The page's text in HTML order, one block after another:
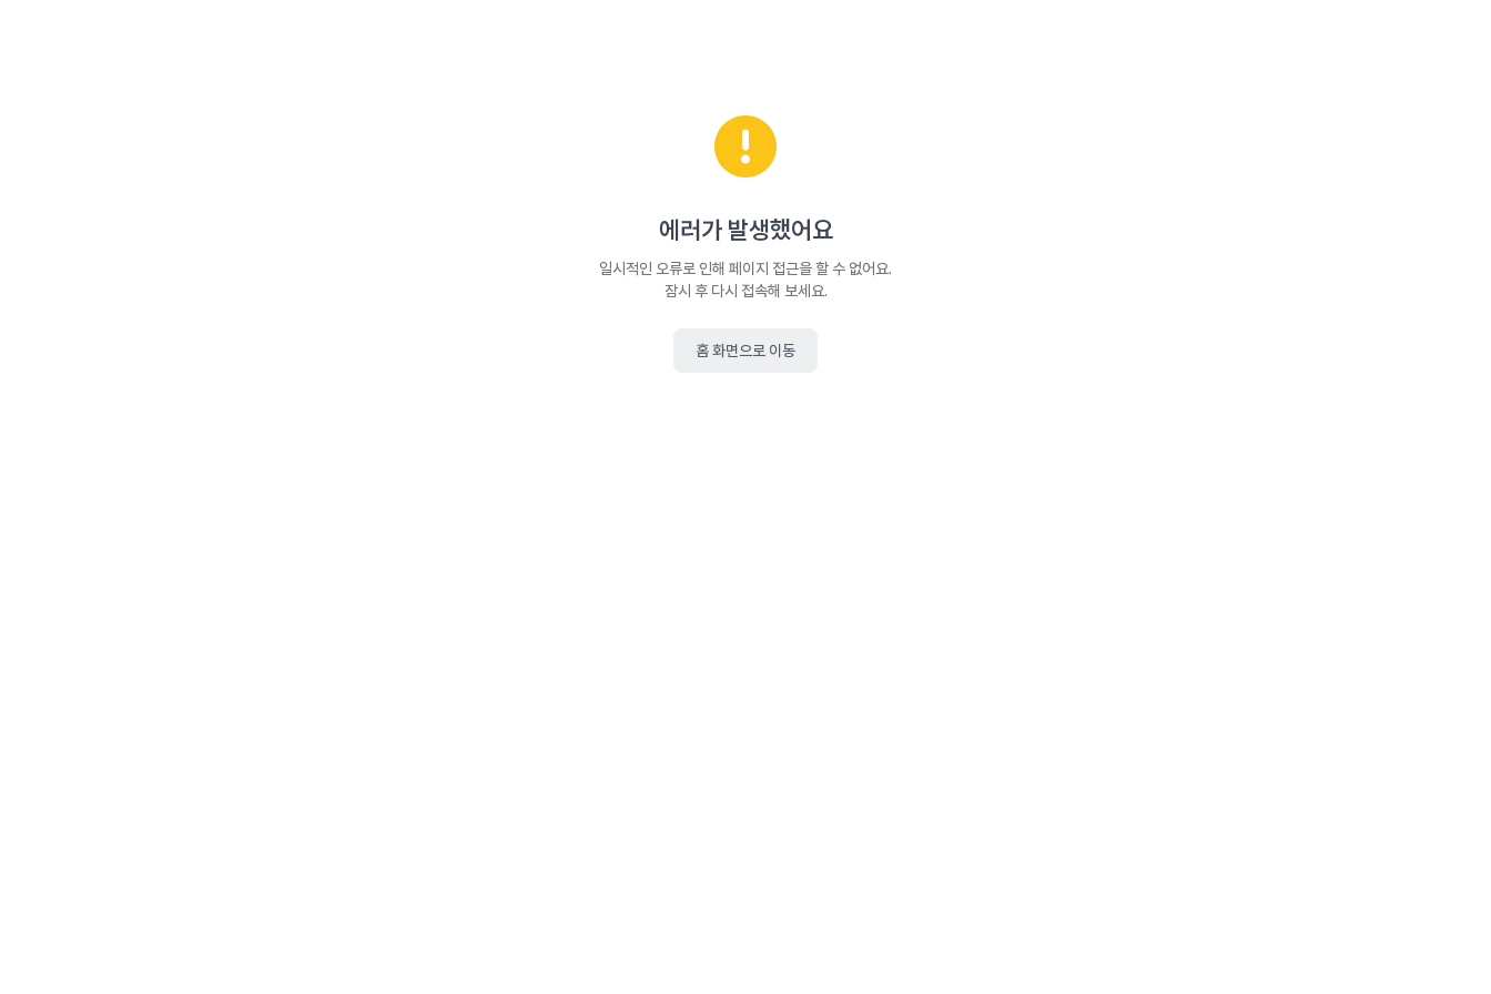
에러가 발생했어요
일시적인 오류로 인해 페이지 접근을 할 수 없어요.
잠시 후 다시 접속해 보세요.
홈 화면으로 이동